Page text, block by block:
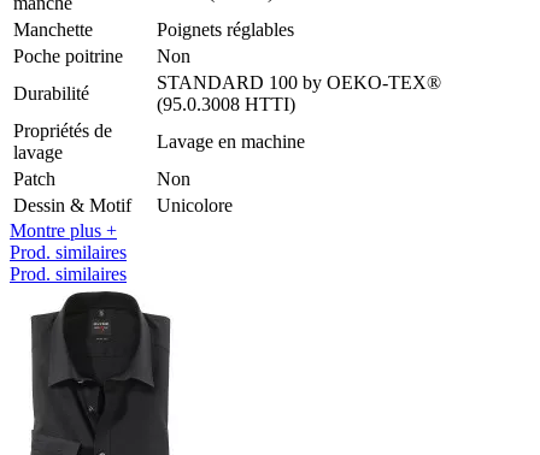
Manchette
Poignets réglables
Poche poitrine
Non
Durabilité
STANDARD 100 by OEKO-TEX®
(95.0.3008 HTTI)
Propriétés de
lavage
Lavage en machine
Patch
Non
Dessin & Motif
Unicolore
Montre plus +
Prod. similaires
Prod. similaires